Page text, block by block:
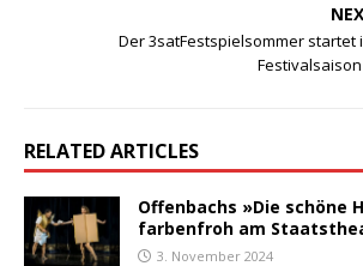
Der 3satFestspielsommer startet
RELATED ARTICLES
Offenbachs »Die schöne
farbenfroh am
3. November 2024